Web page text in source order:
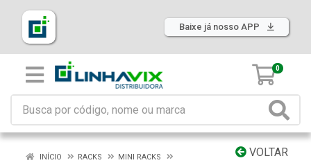
Baixe já nosso APP
0
VOLTAR
INÍCIO RACKS
MINI RACKS